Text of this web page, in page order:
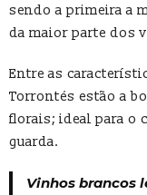
sendo a primeira a
da maior parte dos
Entre as
Torrontés estão a
florais; ideal para o
guarda.
Vinhos brancos